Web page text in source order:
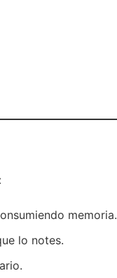
memoria.
lo notes.